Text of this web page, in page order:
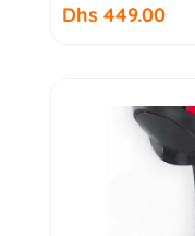
Dhs 449.00